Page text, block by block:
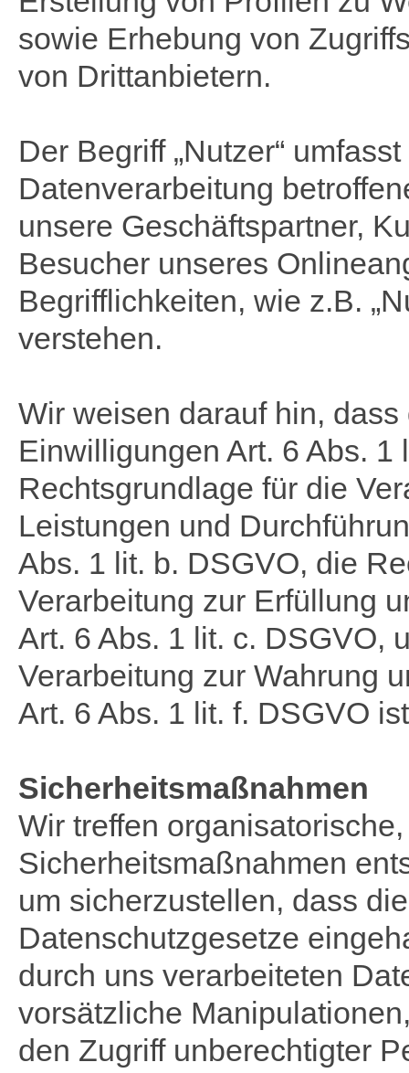
sowie Erhebung von
von Drittanbietern.
Der Begriff „Nutzer“
Datenverarbeitung
unsere Geschäftspartner,
Besucher unseres
Begrifflichkeiten, wie z.B.
verstehen.
Wir weisen darauf hin,
Einwilligungen Art. 6 Abs. 1
Rechtsgrundlage für die
Leistungen und
Abs. 1 lit. b. DSGVO, die
Verarbeitung zur Erfüllung
Art. 6 Abs. 1 lit. c. DSGVO,
Verarbeitung zur Wahrung
Art. 6 Abs. 1 lit. f. DSGVO
Sicherheitsmaßnahmen
Wir treffen
Sicherheitsmaßnahmen
um sicherzustellen, dass
Datenschutzgesetze
durch uns verarbeiteten
vorsätzliche
den Zugriff unberechtigter